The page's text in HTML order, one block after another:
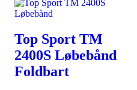
Top Sport TM
2400S Løbebånd
Foldbart